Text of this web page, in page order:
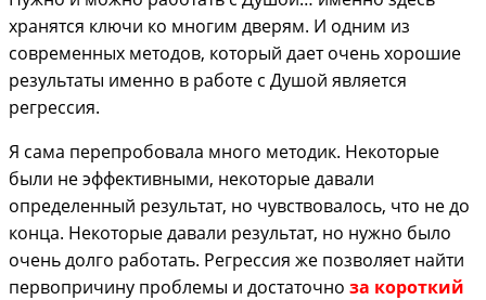
хранятся ключи ко многим дверям. И одним из
современных методов, который дает очень хорошие
результаты именно в работе с Душой является
регрессия.
Я сама перепробовала много методик. Некоторые
были не эффективными, некоторые давали
определенный результат, но чувствовалось, что не до
конца. Некоторые давали результат, но нужно было
очень долго работать. Регрессия же позволяет найти
первопричину проблемы и достаточно за короткий